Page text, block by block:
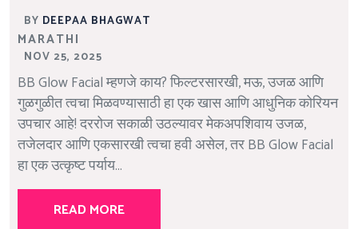
BY DEEPAA BHAGWAT
MARATHI
NOV 25, 2025
BB Glow Facial म्हणजे काय? फिल्टरसारखी, मऊ, उजळ आणि
गुळगुळीत त्वचा मिळवण्यासाठी हा एक खास आणि आधुनिक कोरियन
उपचार आहे! दररोज सकाळी उठल्यावर मेकअपशिवाय उजळ,
तजेलदार आणि एकसारखी त्वचा हवी असेल, तर BB Glow Facial
हा एक उत्कृष्ट पर्याय...
READ MORE